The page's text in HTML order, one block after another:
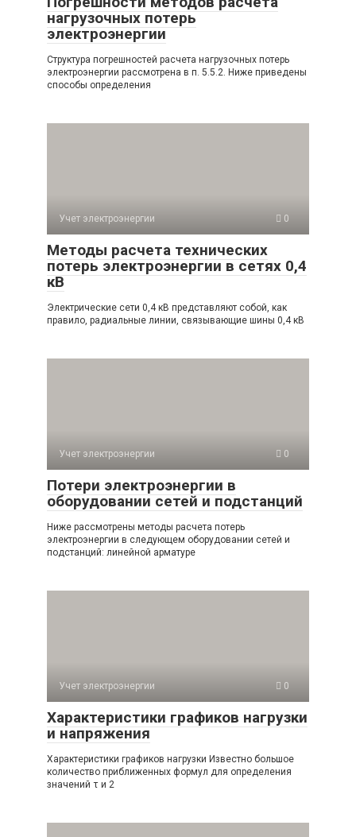
нагрузочных потерь
электроэнергии
Структура погрешностей расчета нагрузочных потерь
электроэнергии рассмотрена в п. 5.5.2. Ниже приведены
способы определения
Учет электроэнергии 0
Методы расчета технических
потерь электроэнергии в сетях 0,4
кВ
Электрические сети 0,4 кВ представляют собой, как
правило, радиальные линии, связывающие шины 0,4 кВ
Учет электроэнергии 0
Потери электроэнергии в
оборудовании сетей и подстанций
Ниже рассмотрены методы расчета потерь
электроэнергии в следующем оборудовании сетей и
подстанций: линейной арматуре
Учет электроэнергии 0
Характеристики графиков нагрузки
и напряжения
Характеристики графиков нагрузки Известно большое
количество приближенных формул для определения
значений τ и 2